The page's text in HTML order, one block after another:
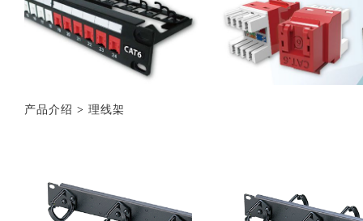
产品介绍 > 理线架